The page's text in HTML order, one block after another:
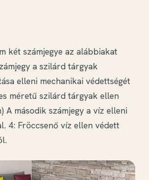
és a széleken hideg, addig a HD
hőleadó képesség
új dizájnt kapott az elődjéhez
amegnövelt méretű
meg, ami a készülék
lefedi. A régebbi
melegíti fel a helyiséget.
két számjegye az alábbiakat
a szilárd tárgyak
elleni mechanikai védettségét
méretű szilárd tárgyak ellen
A második számjegy a víz elleni
4: Fröccsenő víz ellen védett